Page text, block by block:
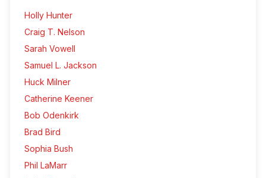
Holly Hunter
Craig T. Nelson
Sarah Vowell
Samuel L. Jackson
Huck Milner
Catherine Keener
Bob Odenkirk
Brad Bird
Sophia Bush
Phil LaMarr